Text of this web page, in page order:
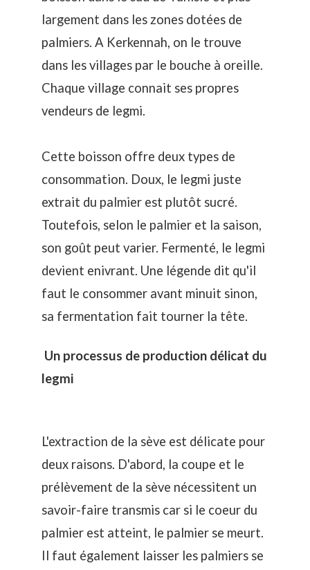
largement dans les zones dotées de
palmiers. A Kerkennah, on le trouve
dans les villages par le bouche à oreille.
Chaque village connait ses propres
vendeurs de legmi.
Cette boisson offre deux types de
consommation. Doux, le legmi juste
extrait du palmier est plutôt sucré.
Toutefois, selon le palmier et la saison,
son goût peut varier. Fermenté, le legmi
devient enivrant. Une légende dit qu'il
faut le consommer avant minuit sinon,
sa fermentation fait tourner la tête.
Un processus de production délicat du
legmi
L'extraction de la sève est délicate pour
deux raisons. D'abord, la coupe et le
prélèvement de la sève nécessitent un
savoir-faire transmis car si le coeur du
palmier est atteint, le palmier se meurt.
Il faut également laisser les palmiers se